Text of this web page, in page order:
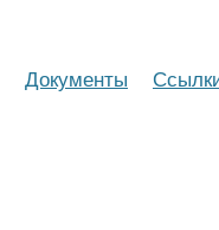
Документы